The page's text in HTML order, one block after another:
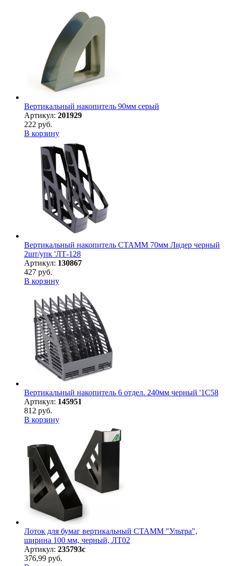
Вертикальный накопитель 90мм серый
Артикул: 201929
222 руб.
В корзину
Вертикальный накопитель СТАММ 70мм Лидер черный
2шт/упк 'ЛТ-128
Артикул: 130867
427 руб.
В корзину
Вертикальный накопитель 6 отдел. 240мм черный '1C58
Артикул: 145951
812 руб.
В корзину
Лоток для бумаг вертикальный СТАММ "Ультра",
ширина 100 мм, черный, ЛТ02
Артикул: 235793с
376,99 руб.